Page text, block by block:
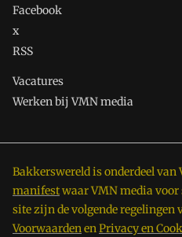
Facebook
x
RSS
Vacatures
Werken bij VMN media
Bakkerswereld is onderdeel van
manifestwaar VMN media voor
site zijn de volgende regelingen
VoorwaardenenPrivacy en